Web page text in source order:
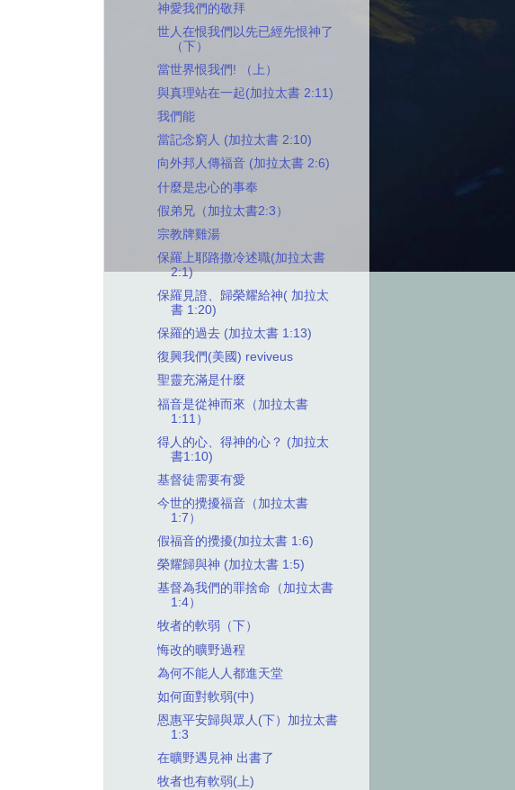
神愛我們的敬拜
世人在恨我們以先已經先恨神了
（下）
當世界恨我們! （上）
與真理站在一起(加拉太書 2:11)
我們能
當記念窮人 (加拉太書 2:10)
向外邦人傳福音 (加拉太書 2:6)
什麼是忠心的事奉
假弟兄（加拉太書2:3）
宗教牌雞湯
保羅上耶路撒冷述職(加拉太書
2:1)
保羅見證、歸榮耀給神( 加拉太
書 1:20)
保羅的過去 (加拉太書 1:13)
復興我們(美國) reviveus
聖靈充滿是什麼
福音是從神而來（加拉太書
1:11）
得人的心、得神的心？ (加拉太
書1:10)
基督徒需要有愛
今世的攪擾福音（加拉太書
1:7）
假福音的攪擾(加拉太書 1:6)
榮耀歸與神 (加拉太書 1:5)
基督為我們的罪捨命（加拉太書
1:4）
牧者的軟弱（下）
悔改的曠野過程
為何不能人人都進天堂
如何面對軟弱(中)
恩惠平安歸與眾人(下）加拉太書
1:3
在曠野遇見神 出書了
牧者也有軟弱(上)